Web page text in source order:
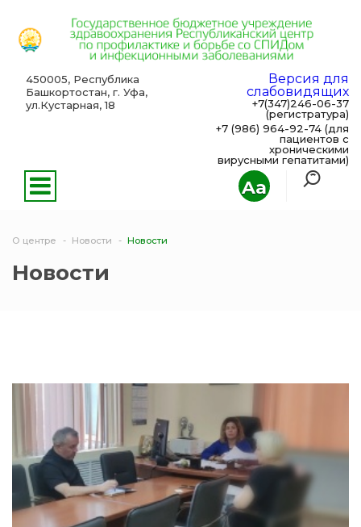
Aa
450005, Республика
Башкортостан, г. Уфа,
ул.Кустарная, 18
Версия для
слабовидящих
+7(347)246-06-37
(регистратура)
+7 (986) 964-92-74 (для
пациентов с
хроническими
вирусными гепатитами)
О центре Новости Новости
Новости